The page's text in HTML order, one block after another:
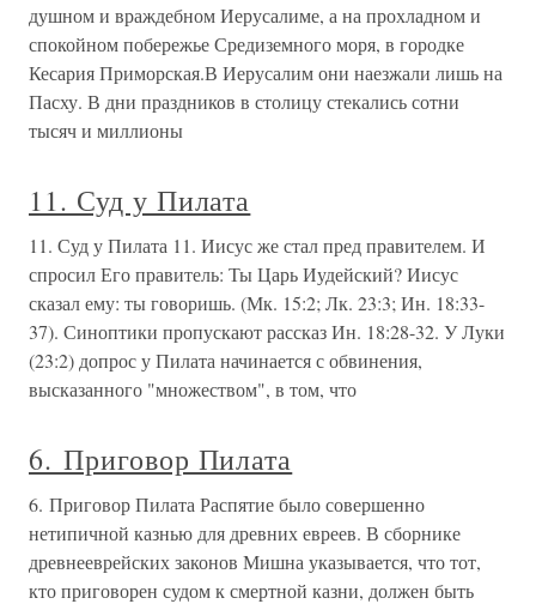
душном и враждебном Иерусалиме, а на прохладном и
спокойном побережье Средиземного моря, в городке
Кесария Приморская.В Иерусалим они наезжали лишь на
Пасху. В дни праздников в столицу стекались сотни
тысяч и миллионы
11. Суд у Пилата
11. Суд у Пилата 11. Иисус же стал пред правителем. И
спросил Его правитель: Ты Царь Иудейский? Иисус
сказал ему: ты говоришь. (Мк. 15:2; Лк. 23:3; Ин. 18:33-
37). Синоптики пропускают рассказ Ин. 18:28-32. У Луки
(23:2) допрос у Пилата начинается с обвинения,
высказанного "множеством", в том, что
6. Приговор Пилата
6. Приговор Пилата Распятие было совершенно
нетипичной казнью для древних евреев. В сборнике
древнееврейских законов Мишна указывается, что тот,
кто приговорен судом к смертной казни, должен быть